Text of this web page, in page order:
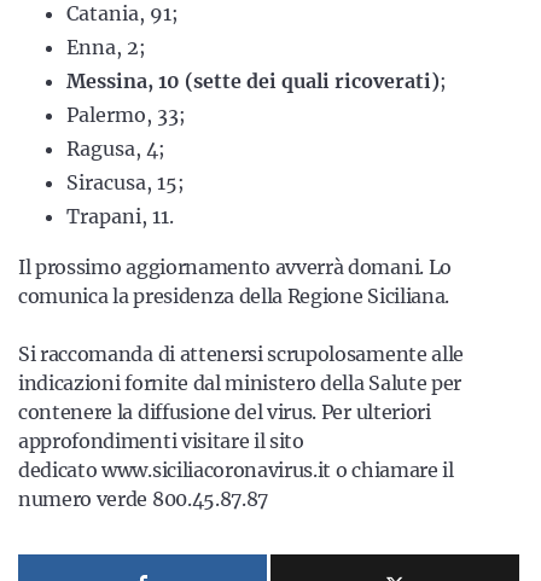
Catania, 91;
Enna, 2;
Messina, 10 (sette dei quali ricoverati);
Palermo, 33;
Ragusa, 4;
Siracusa, 15;
Trapani, 11.
Il prossimo aggiornamento avverrà domani. Lo
comunica la presidenza della Regione Siciliana.
Si raccomanda di attenersi scrupolosamente alle
indicazioni fornite dal ministero della Salute per
contenere la diffusione del virus. Per ulteriori
approfondimenti visitare il sito
dedicato www.siciliacoronavirus.it o chiamare il
numero verde 800.45.87.87